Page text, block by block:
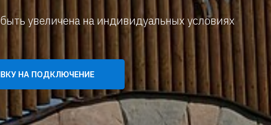
увеличена на индивидуальных условиях
НА ПОДКЛЮЧЕНИЕ